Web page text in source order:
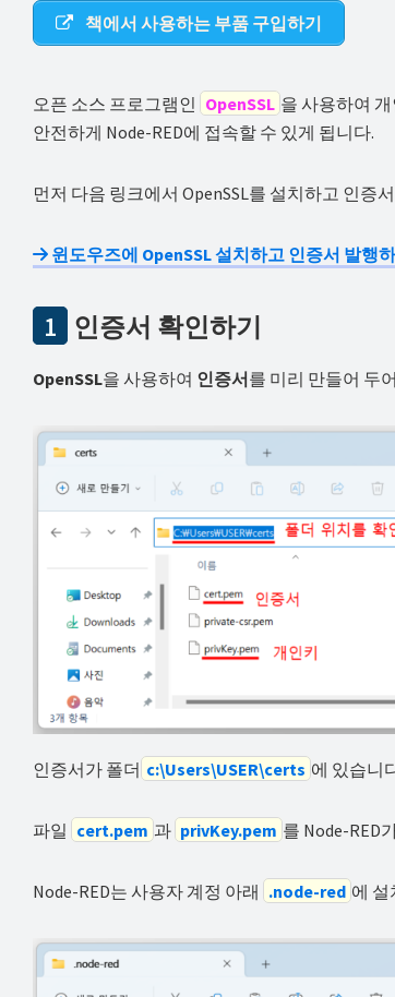
기
서
결
하
요!
책에서 사용하는 부품 구입하기
오픈 소스 프로그램인 OpenSSL 을 사용하여
안전하게 Node-RED에 접속할 수 있게 됩니다.
먼저 다음 링크에서 OpenSSL를 설치하고 인증
윈도우즈에 OpenSSL 설치하고 인증서 발행
1 인증서 확인하기
OpenSSL을 사용하여 인증서를 미리 만들어 두
인증서가 폴더 c:\Users\USER\certs 에 있습니
파일 cert.pem 과 privKey.pem 를 Node-RED
Node-RED는 사용자 계정 아래 .node-red 에 설